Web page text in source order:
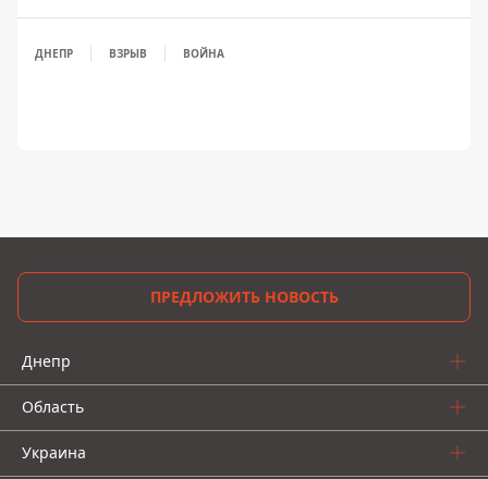
ДНЕПР ВЗРЫВ ВОЙНА
ПРЕДЛОЖИТЬ НОВОСТЬ
Днепр
Область
Украина